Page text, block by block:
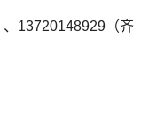
13720148929（齐